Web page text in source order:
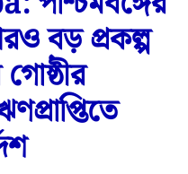
বড় প্রকল্প